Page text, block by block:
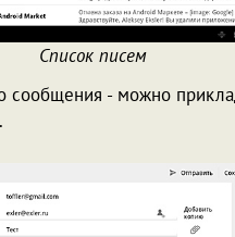
Список писем
сообщения - можно